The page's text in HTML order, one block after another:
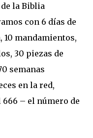
la Biblia
con 6 días de
10 mandamientos,
30 piezas de
semanas
en la red,
666 – el número de